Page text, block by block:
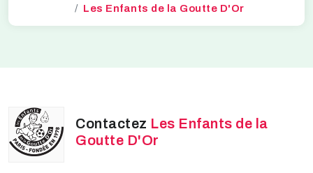
Les Enfants de la Goutte D'Or
Contactez Les Enfants de la
Goutte D'Or